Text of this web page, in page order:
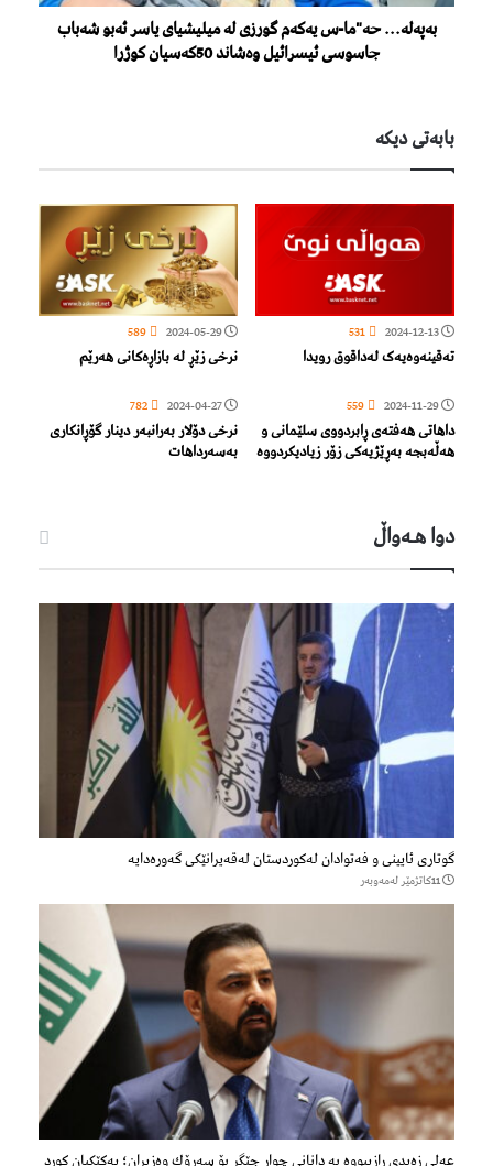
بەپەلە... حە"ما-س یەکەم گورزی لە میلیشیای یاسر ئەبو شەباب
جاسوسی ئیسرائیل وەشاند 50کەسیان کوژرا
بابەتی دیكە
2024-12-13
531
تەقینەوەیەک لەداقوق رویدا
2024-05-29
589
نرخی زێڕ لە بازاڕەکانی هەرێم
2024-11-29
559
داهاتی هەفتەی ڕابردووی سلێمانی و
هەڵەبجە بەڕێژیەكی زۆر زیادیكردووە
2024-04-27
782
نرخی دۆلار بەرانبەر دینار گۆڕانکاری
بەسەرداهات
دوا هـه‌واڵ
گوتاری ئایینی و فەتوادان لەکوردستان لەقەیرانێکی گەورەدایە
11كاتژمێر لەمەوبەر